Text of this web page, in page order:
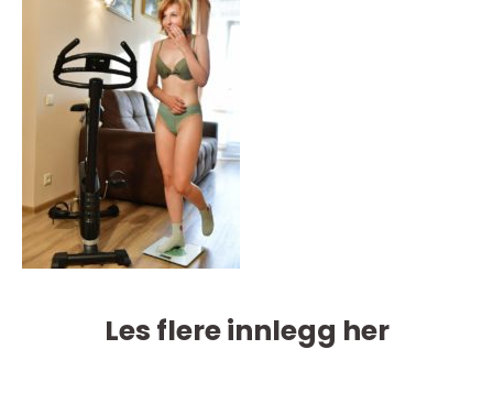
Les flere innlegg her